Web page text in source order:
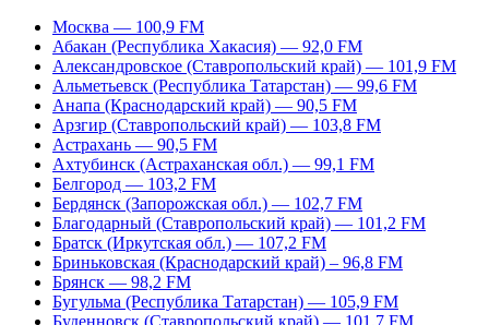
Москва — 100,9 FM
Абакан (Республика Хакасия) — 92,0 FM
Александровское (Ставропольский край) — 101,9 FM
Альметьевск (Республика Татарстан) — 99,6 FM
Анапа (Краснодарский край) — 90,5 FM
Арзгир (Ставропольский край) — 103,8 FM
Астрахань — 90,5 FM
Ахтубинск (Астраханская обл.) — 99,1 FM
Белгород — 103,2 FM
Бердянск (Запорожская обл.) — 102,7 FM
Благодарный (Ставропольский край) — 101,2 FM
Братск (Иркутская обл.) — 107,2 FM
Бриньковская (Краснодарский край) – 96,8 FM
Брянск — 98,2 FM
Бугульма (Республика Татарстан) — 105,9 FM
Буденновск (Ставропольский край) — 101,7 FM